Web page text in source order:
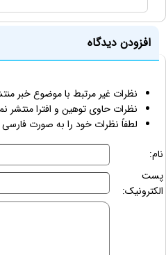
افزودن دیدگاه
نظرات غیر مرتبط با موضوع خبر
نظرات حاوی توهین و افترا منتشر
لطفاً نظرات خود را به صورت فارسی
نام:
پست
الکترونیک: